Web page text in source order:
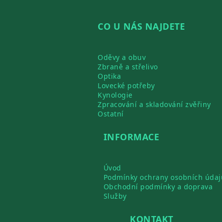
CO U NÁS NAJDETE
Oděvy a obuv
Zbraně a střelivo
Optika
Lovecké potřeby
Kynologie
Zpracování a skladování zvěřiny
Ostatní
INFORMACE
Úvod
Podmínky ochrany osobních
Obchodní podmínky a doprava
Služby
KONTAKT